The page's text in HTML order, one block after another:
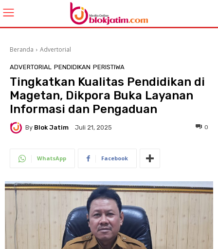
Beranda Advertorial
ADVERTORIAL PENDIDIKAN PERISTIWA
Tingkatkan Kualitas Pendidikan di
Magetan, Dikpora Buka Layanan
Informasi dan Pengaduan
By Blok Jatim Juli 21, 2025 0
WhatsApp Facebook